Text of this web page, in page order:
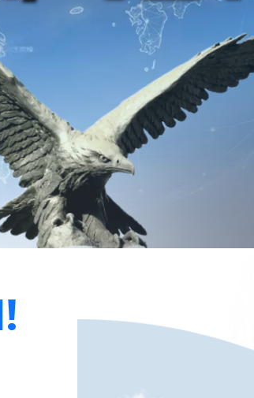
연세대
'을 바탕으로 글로벌 리더를 양성하며 세상
2026 기초
연세대
'을 바탕으로 글로벌 리더를 양성하며 세상
2026 기초